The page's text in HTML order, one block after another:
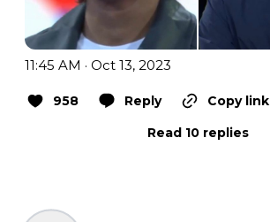
11:45 AM · Oct 13, 2023
958 Reply
Copy link
Read 10 replies